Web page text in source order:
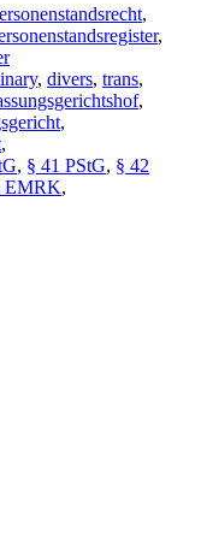
,
,
, divers, trans,
,
,
,
, § 41 PStG, § 42
EMRK,